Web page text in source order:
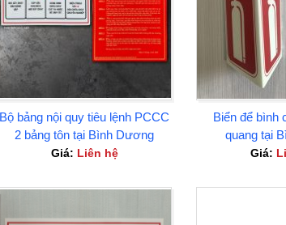
Bộ bảng nội quy tiêu lệnh PCCC
2 bảng tôn tại Bình Dương
Giá: Liên hệ
Biển để bình
quang tại
Giá: